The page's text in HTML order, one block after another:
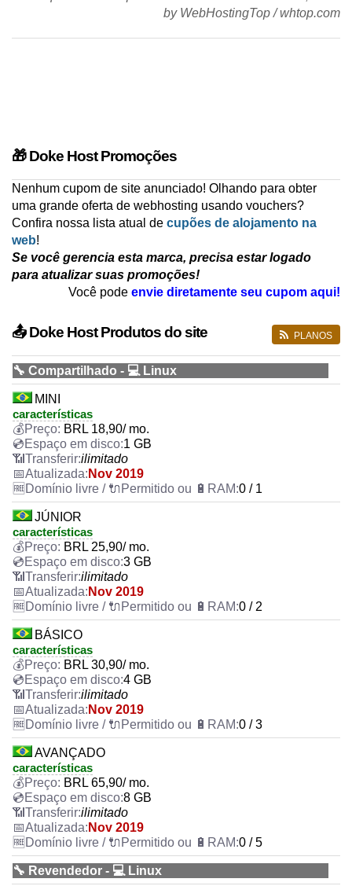
by WebHostingTop/whtop.com
🎁 Doke Host Promoções
Nenhum cupom de site anunciado! Olhando para obter
uma grande oferta de webhosting usando vouchers?
Confira nossa lista atual de cupões de alojamento na
web!
Se você gerencia esta marca, precisa estar logado
para atualizar suas promoções!
Você pode envie diretamente seu cupom aqui!
PLANOS
📤 Doke Host Produtos do site
🔧 Compartilhado - 💻 Linux
MINI
características
BRL 18,90/ mo.
1 GB
ilimitado
Nov 2019
0 / 1
JÚNIOR
características
BRL 25,90/ mo.
3 GB
ilimitado
Nov 2019
0 / 2
BÁSICO
características
BRL 30,90/ mo.
4 GB
ilimitado
Nov 2019
0 / 3
AVANÇADO
características
BRL 65,90/ mo.
8 GB
ilimitado
Nov 2019
0 / 5
🔧 Revendedor - 💻 Linux